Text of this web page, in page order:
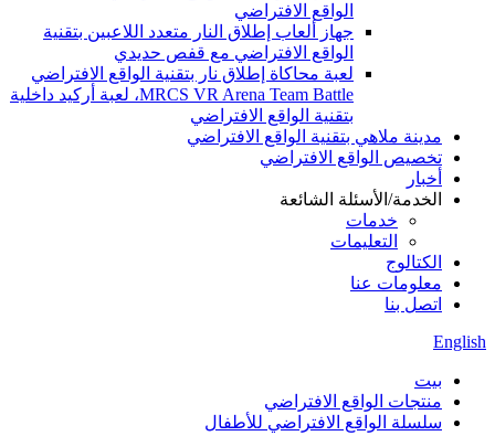
الواقع الافتراضي
جهاز ألعاب إطلاق النار متعدد اللاعبين بتقنية
الواقع الافتراضي مع قفص حديدي
لعبة محاكاة إطلاق نار بتقنية الواقع الافتراضي
MRCS VR Arena Team Battle، لعبة أركيد داخلية
بتقنية الواقع الافتراضي
مدينة ملاهي بتقنية الواقع الافتراضي
تخصيص الواقع الافتراضي
أخبار
الخدمة/الأسئلة الشائعة
خدمات
التعليمات
الكتالوج
معلومات عنا
اتصل بنا
English
بيت
منتجات الواقع الافتراضي
سلسلة الواقع الافتراضي للأطفال